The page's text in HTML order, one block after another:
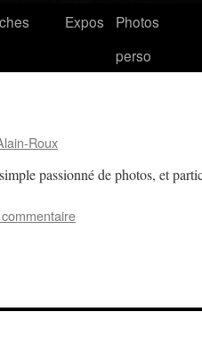
Expos
Photos
perso
Roux
passionné de photos, et